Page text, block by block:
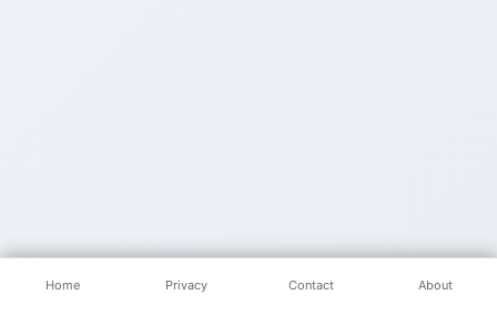
Home Privacy Contact About